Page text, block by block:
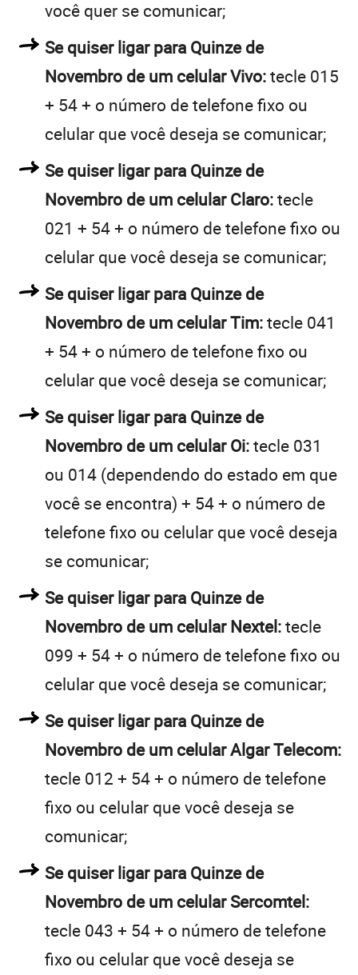
você quer se comunicar;
Se quiser ligar para Quinze de
Novembro de um celular Vivo:tecle 015
+ 54 + o número de telefone fixo ou
celular que você deseja se comunicar;
Se quiser ligar para Quinze de
Novembro de um celular Claro:tecle
021 + 54 + o número de telefone fixo ou
celular que você deseja se comunicar;
Se quiser ligar para Quinze de
Novembro de um celular Tim:tecle 041
+ 54 + o número de telefone fixo ou
celular que você deseja se comunicar;
Se quiser ligar para Quinze de
Novembro de um celular Oi:tecle 031
ou 014 (dependendo do estado em que
você se encontra) + 54 + o número de
telefone fixo ou celular que você deseja
se comunicar;
Se quiser ligar para Quinze de
Novembro de um celular Nextel:tecle
099 + 54 + o número de telefone fixo ou
celular que você deseja se comunicar;
Se quiser ligar para Quinze de
Novembro de um celular Algar Telecom:
tecle 012 + 54 + o número de telefone
fixo ou celular que você deseja se
comunicar;
Se quiser ligar para Quinze de
Novembro de um celular Sercomtel:
tecle 043 + 54 + o número de telefone
fixo ou celular que você deseja se